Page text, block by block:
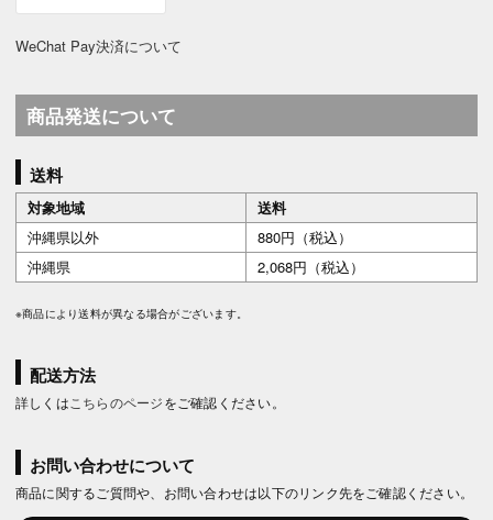
WeChat Pay決済について
商品発送について
送料
対象地域
送料
沖縄県以外
880円（税込）
沖縄県
2,068円（税込）
※商品により送料が異なる場合がございます。
配送方法
詳しくは こちらのページをご確認ください。
お問い合わせについて
商品に関するご質問や、お問い合わせは以下のリンク先をご確認ください。